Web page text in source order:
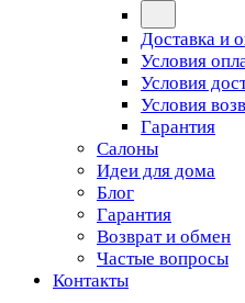
Доставка и
Условия
Условия
Условия
Гарантия
Салоны
Идеи для дома
Блог
Гарантия
Возврат и обмен
Частые вопросы
Контакты